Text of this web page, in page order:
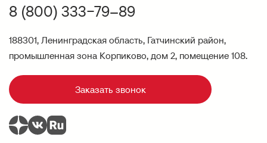
8 (800) 333−79–89
188301, Ленинградская область, Гатчинский район,
промышленная зона Корпиково, дом 2, помещение 108.
Заказать звонок